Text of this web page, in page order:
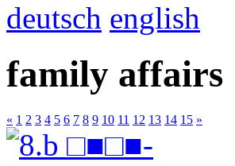
deutsch english
family affairs
« 1 2 3 4 5 6 7 8 9 10 11 12 13 14 15 »